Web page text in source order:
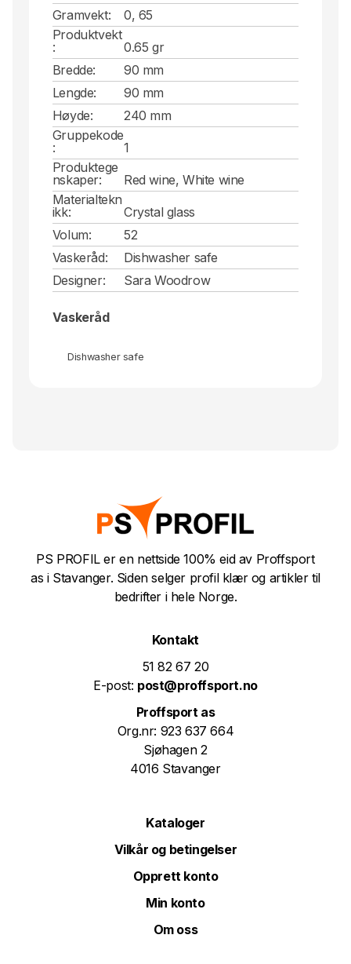
Gramvekt:
0, 65
Produktvekt
:
0.65 gr
Bredde:
90 mm
Lengde:
90 mm
Høyde:
240 mm
Gruppekode
:
1
Produktege
nskaper:
Red wine, White wine
Materialtekn
ikk:
Crystal glass
Volum:
52
Vaskeråd:
Dishwasher safe
Designer:
Sara Woodrow
Vaskeråd
Dishwasher safe
PS PROFIL er en nettside 100% eid av Proffsport
as i Stavanger. Siden selger profil klær og artikler til
bedrifter i hele Norge.
Kontakt
51 82 67 20
E-post: post@proffsport.no
Proffsport as
Org.nr: 923 637 664
Sjøhagen 2
4016 Stavanger
Kataloger
Vilkår og betingelser
Opprett konto
Min konto
Om oss